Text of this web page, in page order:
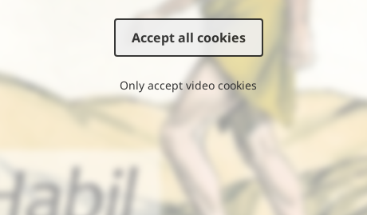
Accept all cookies
Only accept video cookies